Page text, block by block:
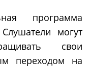
программа
могут
свои
переходом на